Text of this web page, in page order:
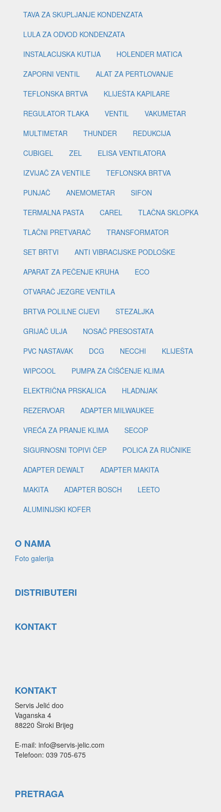
TAVA ZA SKUPLJANJE KONDENZATA
LULA ZA ODVOD KONDENZATA
INSTALACIJSKA KUTIJA
HOLENDER MATICA
ZAPORNI VENTIL
ALAT ZA PERTLOVANJE
TEFLONSKA BRTVA
KLIJEŠTA KAPILARE
REGULATOR TLAKA
VENTIL
VAKUMETAR
MULTIMETAR
THUNDER
REDUKCIJA
CUBIGEL
ZEL
ELISA VENTILATORA
IZVIJAČ ZA VENTILE
TEFLONSKA BRTVA
PUNJAČ
ANEMOMETAR
SIFON
TERMALNA PASTA
CAREL
TLAČNA SKLOPKA
TLAČNI PRETVARAČ
TRANSFORMATOR
SET BRTVI
ANTI VIBRACIJSKE PODLOŠKE
APARAT ZA PEČENJE KRUHA
ECO
OTVARAČ JEZGRE VENTILA
BRTVA POLILNE CIJEVI
STEZALJKA
GRIJAČ ULJA
NOSAČ PRESOSTATA
PVC NASTAVAK
DCG NECCHI
KLIJEŠTA
WIPCOOL
PUMPA ZA ČIŠĆENJE KLIMA
ELEKTRIČNA PRSKALICA
HLADNJAK
REZERVOAR
ADAPTER MILWAUKEE
VREĆA ZA PRANJE KLIMA
SECOP
SIGURNOSNI TOPIVI ČEP
POLICA ZA RUČNIKE
ADAPTER DEWALT
ADAPTER MAKITA
MAKITA
ADAPTER BOSCH
LEETO
ALUMINIJSKI KOFER
O NAMA
Foto galerija
DISTRIBUTERI
KONTAKT
KONTAKT
Servis Jelić doo
Vaganska 4
88220 Široki Brijeg
E-mail: info@servis-jelic.com
Telefoon: 039 705-675
PRETRAGA